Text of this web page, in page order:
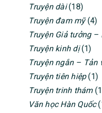
Truyện dài(18)
Truyện đam mỹ(4)
Truyện Giả tưởng
Truyện kinh dị(1)
Truyện ngắn – Tản
Truyện tiên hiệp(1)
Truyện trinh thám
Văn học Hàn Quốc